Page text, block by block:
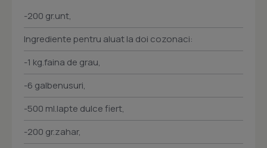
-200 gr.unt,
Ingrediente pentru aluat la doi cozonaci:
-1 kg.faina de grau,
-6 galbenusuri,
-500 ml.lapte dulce fiert,
-200 gr.zahar,